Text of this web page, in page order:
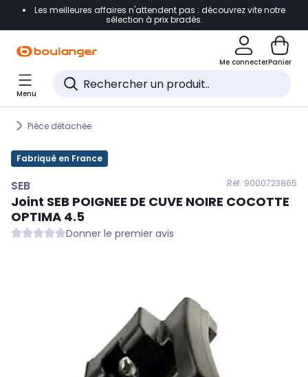
Accéder directement à la navigation
Accéder directement au pied de page
Accéder directement au chatbot
Les meilleures affaires n'attendent pas : découvrez vite notre
sélection à prix bradés.
Me connecterPanier
Menu
Pièce détachée
Fabriqué en France
SEB Réf. 9000723865
Joint SEB POIGNEE DE CUVE NOIRE COCOTTE
OPTIMA 4.5
Donner le premier avis